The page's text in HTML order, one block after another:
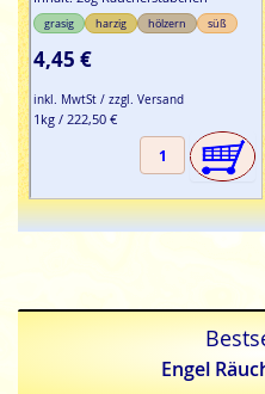
grasig harzig hölzern süß
4,45 €
inkl. MwtSt / zzgl. Versand
1kg / 222,50 €
Engel